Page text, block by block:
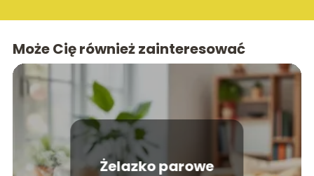
Może Cię również zainteresować
Żelazko parowe